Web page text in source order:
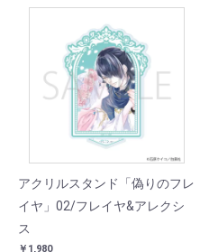
アクリルスタンド「偽りのフレ
イヤ」02/フレイヤ&アレクシ
ス
￥1,980